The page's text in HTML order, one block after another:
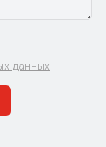
данных